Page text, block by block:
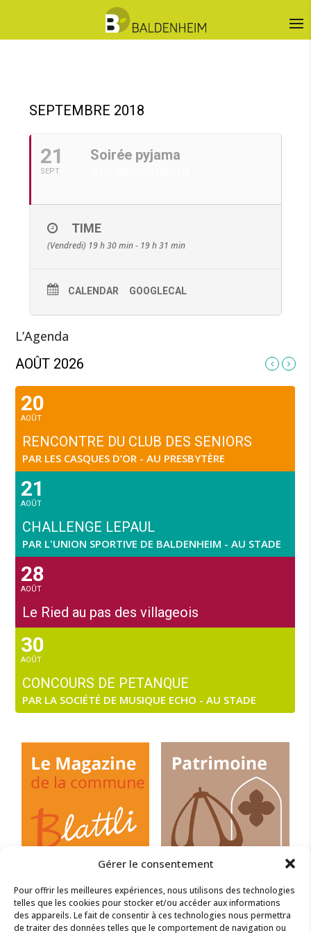
Gérer le consentement
Pour offrir les meilleures expériences, nous utilisons des technologies
telles que les cookies pour stocker et/ou accéder aux informations
des appareils. Le fait de consentir à ces technologies nous permettra
de traiter des données telles que le comportement de navigation ou
SEPTEMBRE 2018
21
SEPT
Soirée pyjama
TIME
(Vendredi) 19 h 30 min - 19 h 31 min
CALENDAR GOOGLECAL
L’Agenda
AOÛT 2026
20
AOÛT
RENCONTRE DU CLUB DES SENIORS
PAR LES CASQUES D’OR - AU PRESBYTÈRE
21
AOÛT
CHALLENGE LEPAUL
PAR L'UNION SPORTIVE DE BALDENHEIM - AU STADE
28
AOÛT
Le Ried au pas des villageois
30
AOÛT
CONCOURS DE PETANQUE
PAR LA SOCIÉTÉ DE MUSIQUE ECHO - AU STADE